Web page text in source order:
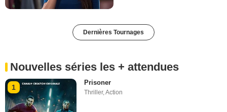
Dernières Tournages
Nouvelles séries les + attendues
1
Prisoner
Thriller,Action